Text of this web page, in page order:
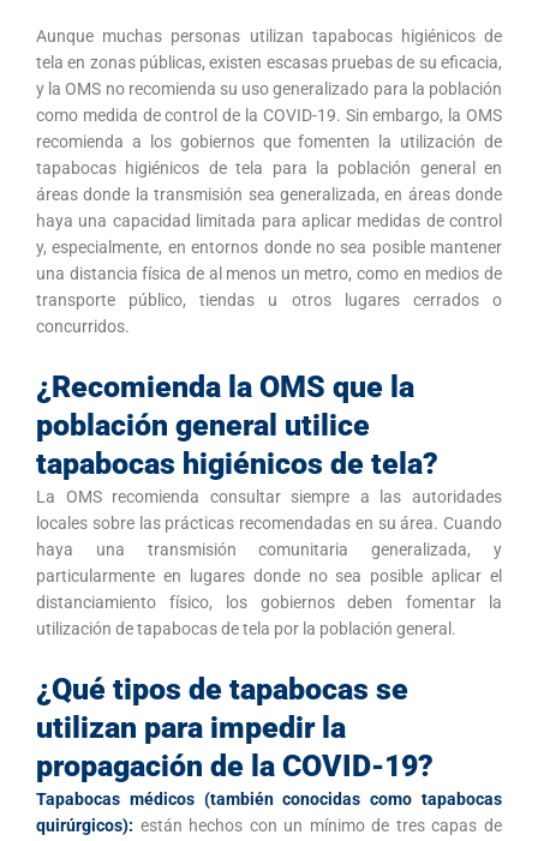
Aunque muchas personas utilizan tapabocas higiénicos de
tela en zonas públicas, existen escasas pruebas de su eficacia,
y la OMS no recomienda su uso generalizado para la población
como medida de control de la COVID-19. Sin embargo, la OMS
recomienda a los gobiernos que fomenten la utilización de
tapabocas higiénicos de tela para la población general en
áreas donde la transmisión sea generalizada, en áreas donde
haya una capacidad limitada para aplicar medidas de control
y, especialmente, en entornos donde no sea posible mantener
una distancia física de al menos un metro, como en medios de
transporte público, tiendas u otros lugares cerrados o
concurridos.
¿Recomienda la OMS que la
población general utilice
tapabocas higiénicos de tela?
La OMS recomienda consultar siempre a las autoridades
locales sobre las prácticas recomendadas en su área. Cuando
haya una transmisión comunitaria generalizada, y
particularmente en lugares donde no sea posible aplicar el
distanciamiento físico, los gobiernos deben fomentar la
utilización de tapabocas de tela por la población general.
¿Qué tipos de tapabocas se
utilizan para impedir la
propagación de la COVID-19?
Tapabocas médicos (también conocidas como tapabocas
quirúrgicos): están hechos con un mínimo de tres capas de